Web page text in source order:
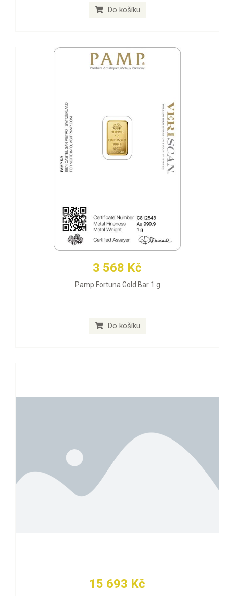
Do košíku
3 568 Kč
Pamp Fortuna Gold Bar 1 g
Do košíku
15 693 Kč